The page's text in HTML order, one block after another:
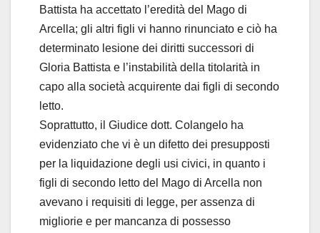
Battista ha accettato l’eredità del Mago di
Arcella; gli altri figli vi hanno rinunciato e ciò ha
determinato lesione dei diritti successori di
Gloria Battista e l’instabilità della titolarità in
capo alla società acquirente dai figli di secondo
letto.
Soprattutto, il Giudice dott. Colangelo ha
evidenziato che vi è un difetto dei presupposti
per la liquidazione degli usi civici, in quanto i
figli di secondo letto del Mago di Arcella non
avevano i requisiti di legge, per assenza di
migliorie e per mancanza di possesso